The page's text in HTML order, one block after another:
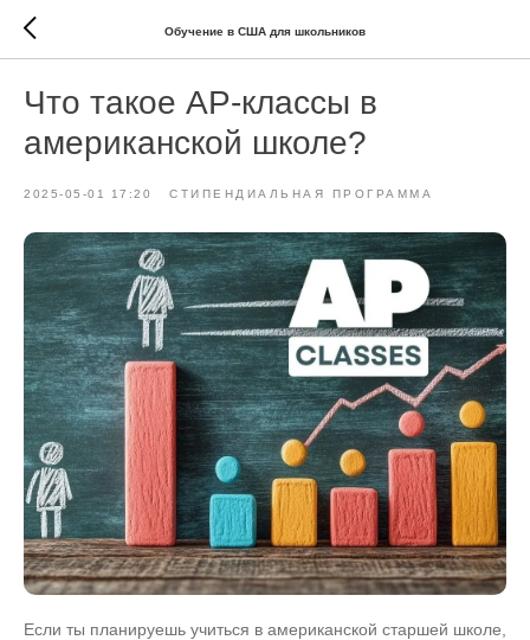
Обучение в США для школьников
Что такое AP-классы в
американской школе?
2025-05-01 17:20 СТИПЕНДИАЛЬНАЯ ПРОГРАММА
Если ты планируешь учиться в американской старшей школе,